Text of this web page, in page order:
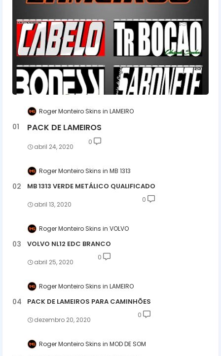
Roger Monteiro Skins LAMEIRO
PACK DE LAMEIROS
abril 24, 2020
0
Roger Monteiro Skins MB 1313
MB 1313 VERDE METÁLICO QUALIFICADO
abril 13, 2020
0
Roger Monteiro Skins VOLVO
VOLVO NL12 EDC BRANCO
abril 25, 2020
0
Roger Monteiro Skins LAMEIRO
PACK DE LAMEIROS PARA CAMINHÕES
dezembro 20, 2020
0
Roger Monteiro Skins MOD DE SOM